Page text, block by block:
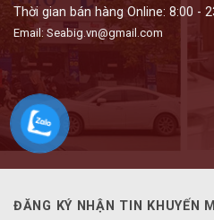
Thời gian bán hàng Online: 8:00 -
Email: Seabig.vn@gmail.com
ĐĂNG KÝ NHẬN TIN KHUYẾN